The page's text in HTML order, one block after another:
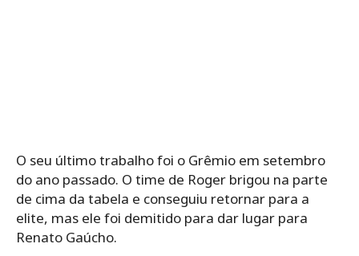
O seu último trabalho foi o Grêmio em setembro
do ano passado. O time de Roger brigou na parte
de cima da tabela e conseguiu retornar para a
elite, mas ele foi demitido para dar lugar para
Renato Gaúcho.